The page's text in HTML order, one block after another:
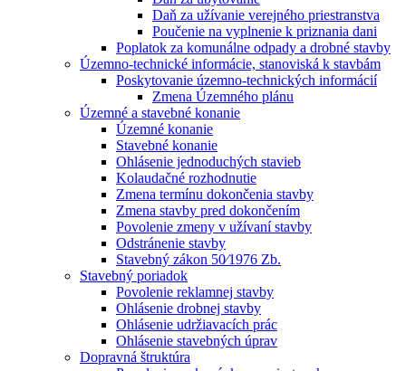
Daň za užívanie verejného priestranstva
Poučenie na vyplnenie k priznania dani
Poplatok za komunálne odpady a drobné stavby
Územno-technické informácie, stanoviská k stavbám
Poskytovanie územno-technických informácií
Zmena Územného plánu
Územné a stavebné konanie
Územné konanie
Stavebné konanie
Ohlásenie jednoduchých stavieb
Kolaudačné rozhodnutie
Zmena termínu dokončenia stavby
Zmena stavby pred dokončením
Povolenie zmeny v užívaní stavby
Odstránenie stavby
Stavebný zákon 50⁄1976 Zb.
Stavebný poriadok
Povolenie reklamnej stavby
Ohlásenie drobnej stavby
Ohlásenie udržiavacích prác
Ohlásenie stavebných úprav
Dopravná štruktúra